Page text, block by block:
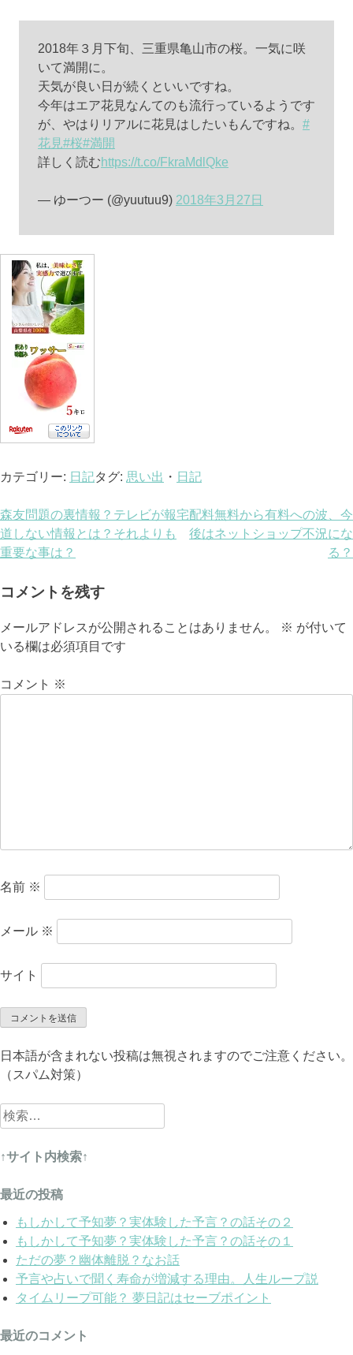
2018年３月下旬、三重県亀山市の桜。一気に咲
いて満開に。
天気が良い日が続くといいですね。
今年はエア花見なんてのも流行っているようです
が、やはりリアルに花見はしたいもんですね。 #
花見#桜#満開
詳しく読むhttps://t.co/FkraMdlQke
— ゆーつー (@yuutuu9) 2018年3月27日
カテゴリー: 日記タグ: 思い出 ・ 日記
投
稿
ビ
ゲ
シ
森友問題の裏情報？テレビが報
道しない情報とは？それよりも
重要な事は？
宅配料無料から有料への波、今
後はネットショップ不況にな
る？
コメントを残す
メールアドレスが公開されることはありません。 ※ が付いて
いる欄は必須項目です
コメント ※
名前 ※
メール ※
サイト
日本語が含まれない投稿は無視されますのでご注意ください。
（スパム対策）
検
索:
↑サイト内検索↑
最近の投稿
もしかして予知夢？実体験した予言？の話その２
もしかして予知夢？実体験した予言？の話その１
ただの夢？幽体離脱？なお話
予言や占いで聞く寿命が増減する理由。人生ループ説
タイムリープ可能？ 夢日記はセーブポイント
最近のコメント